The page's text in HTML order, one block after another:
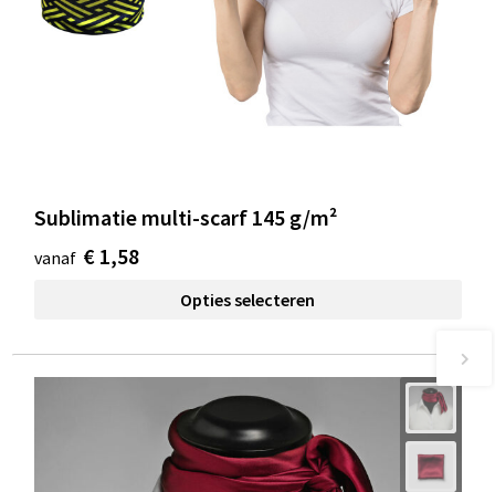
Sublimatie multi-scarf 145 g/m²
vanaf € 1,58
Opties selecteren